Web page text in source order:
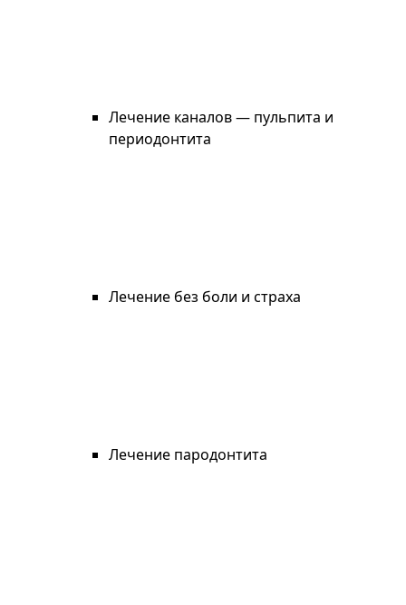
Лечение каналов — пульпита и
периодонтита
Лечение без боли и страха
Лечение пародонтита